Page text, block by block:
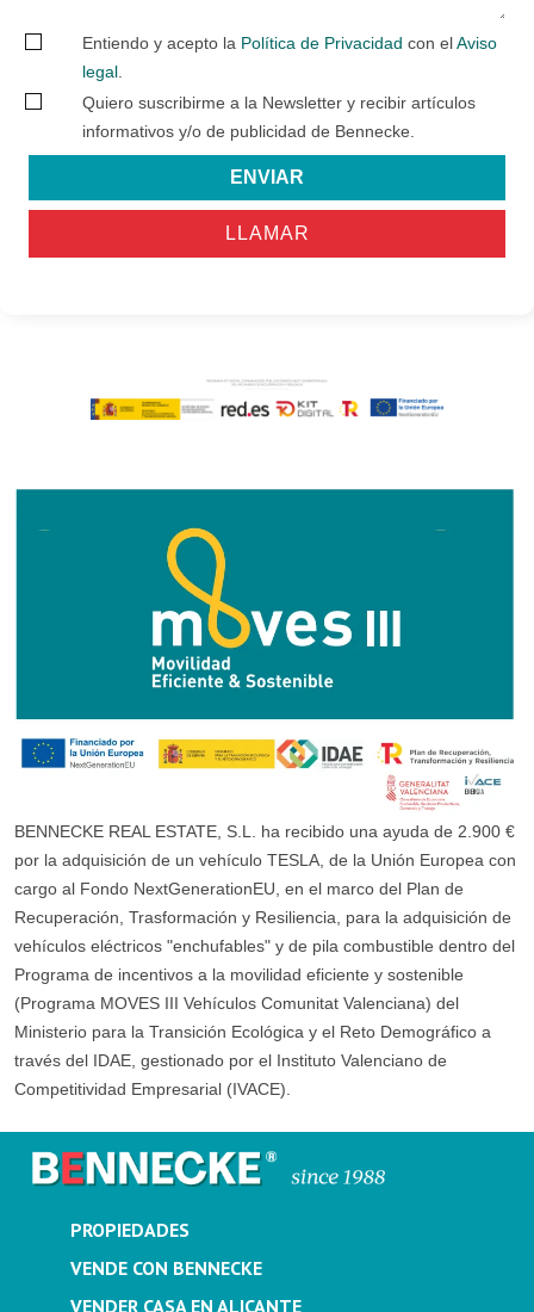
Entiendo y acepto la Política de Privacidad con elAviso
legal
Quiero suscribirme a la Newsletter y recibir artículos
informativos y/o de publicidad de Bennecke.
ENVIAR
LLAMAR
BENNECKE REAL ESTATE, S.L. ha recibido una ayuda de 2.900 €
por la adquisición de un vehículo TESLA, de la Unión Europea con
cargo al Fondo NextGenerationEU, en el marco del Plan de
Recuperación, Trasformación y Resiliencia, para la adquisición de
vehículos eléctricos "enchufables" y de pila combustible dentro del
Programa de incentivos a la movilidad eficiente y sostenible
(Programa MOVES III Vehículos Comunitat Valenciana) del
Ministerio para la Transición Ecológica y el Reto Demográfico a
través del IDAE, gestionado por el Instituto Valenciano de
Competitividad Empresarial (IVACE).
PROPIEDADES
VENDE CON BENNECKE
VENDER CASA EN ALICANTE